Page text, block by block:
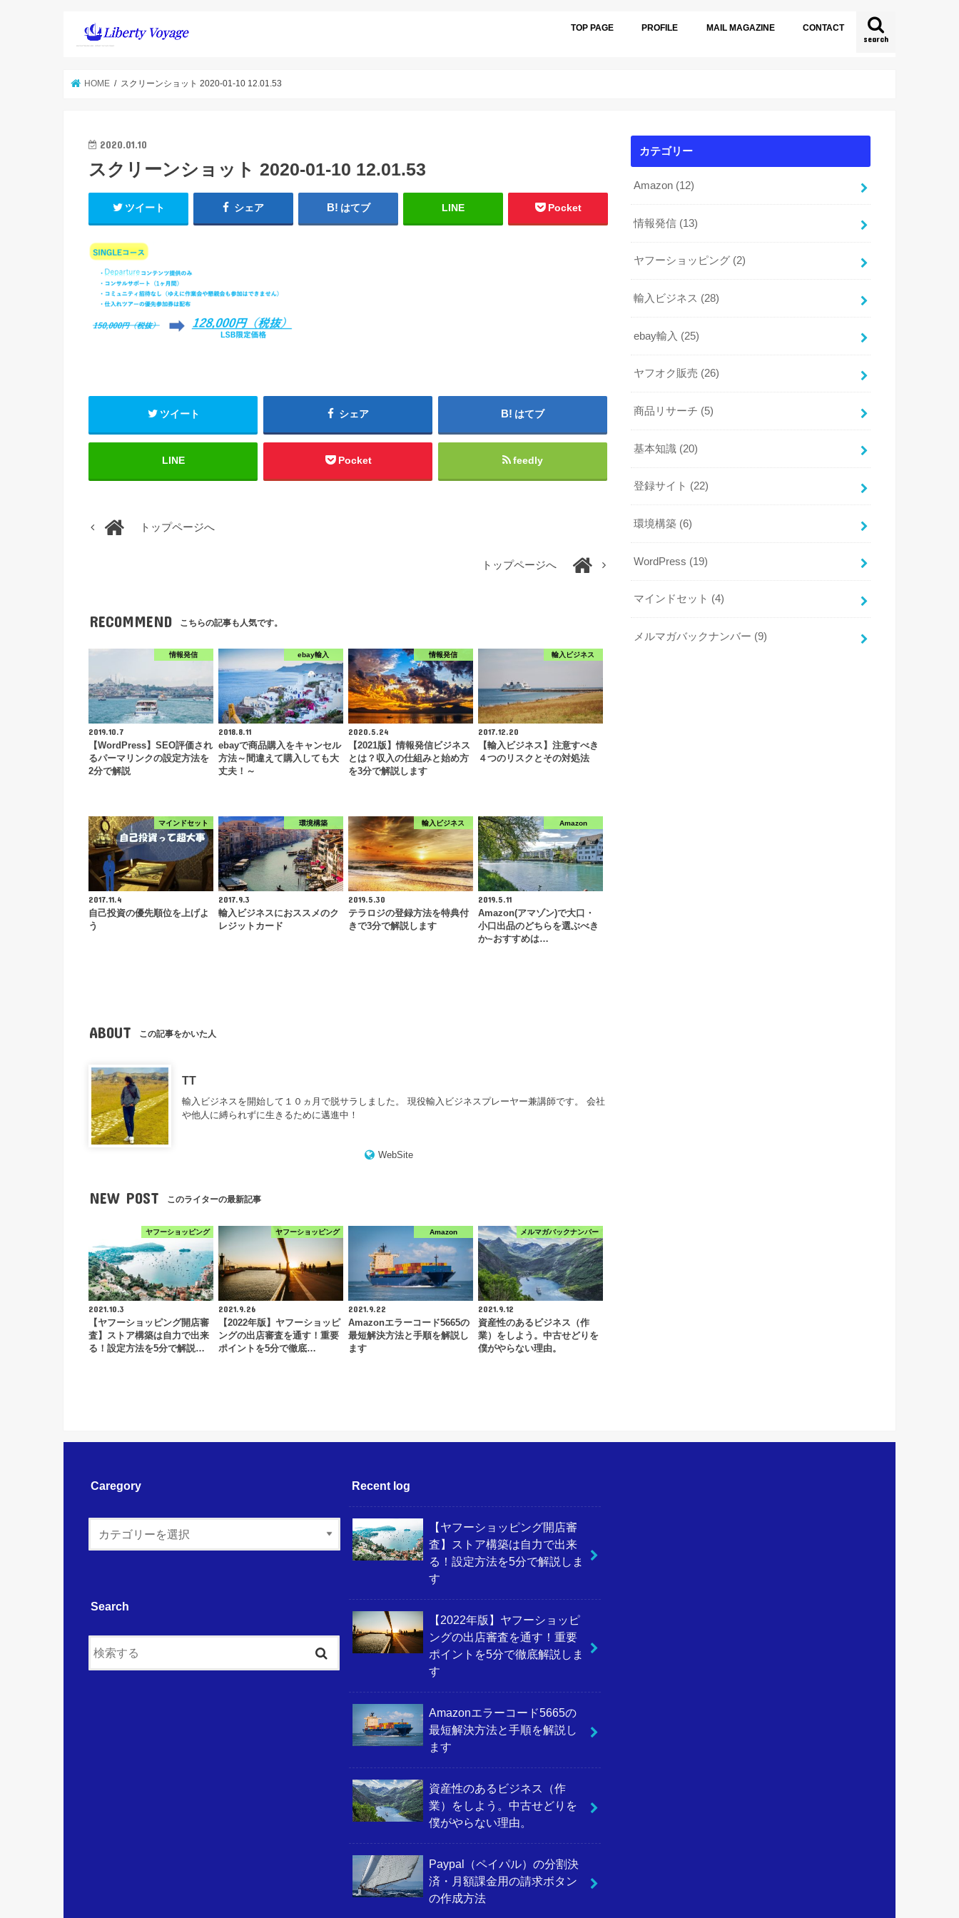
search
TOP PAGE PROFILE MAIL MAGAZINE CONTACT
HOME スクリーンショット 2020-01-10 12.01.53
2020.01.10
スクリーンショット 2020-01-10 12.01.53
ツイート シェア はてブ LINE Pocket
ツイート シェア はてブ
LINE Pocket feedly
トップページへ
トップページへ
RECOMMEND こちらの記事も人気です。
情報発信
2019.10.7
【WordPress】SEO評価され
るパーマリンクの設定方法を
2分で解説
ebay輸入
2018.8.11
ebayで商品購入をキャンセル
方法～間違えて購入しても大
丈夫！～
情報発信
2020.5.24
【2021版】情報発信ビジネス
とは？収入の仕組みと始め方
を3分で解説します
輸入ビジネス
2017.12.20
【輸入ビジネス】注意すべき
４つのリスクとその対処法
マインドセット
2017.11.4
自己投資の優先順位を上げよ
う
環境構築
2017.9.3
輸入ビジネスにおススメのク
レジットカード
輸入ビジネス
2019.5.30
テラロジの登録方法を特典付
きで3分で解説します
Amazon
2019.5.11
Amazon(アマゾン)で大口・
小口出品のどちらを選ぶべき
か~おすすめは…
ABOUT この記事をかいた人
TT
輸入ビジネスを開始して１０ヵ月で脱サラしました。 現役輸入ビジネスプレーヤー兼講師です。 会社
や他人に縛られずに生きるために邁進中！
WebSite
NEW POST このライターの最新記事
ヤフーショッピング
2021.10.3
【ヤフーショッピング開店審
査】ストア構築は自力で出来
る！設定方法を5分で解説…
ヤフーショッピング
2021.9.26
【2022年版】ヤフーショッピ
ングの出店審査を通す！重要
ポイントを5分で徹底…
Amazon
2021.9.22
Amazonエラーコード5665の
最短解決方法と手順を解説し
ます
メルマガバックナンバー
2021.9.12
資産性のあるビジネス（作
業）をしよう。中古せどりを
僕がやらない理由。
カテゴリー
Amazon (12)
情報発信 (13)
ヤフーショッピング (2)
輸入ビジネス (28)
ebay輸入 (25)
ヤフオク販売 (26)
商品リサーチ (5)
基本知識 (20)
登録サイト (22)
環境構築 (6)
WordPress (19)
マインドセット (4)
メルマガバックナンバー (9)
Caregory
Search
Recent log
【ヤフーショッピング開店審
査】ストア構築は自力で出来
る！設定方法を5分で解説しま
す
【2022年版】ヤフーショッピ
ングの出店審査を通す！重要
ポイントを5分で徹底解説しま
す
Amazonエラーコード5665の
最短解決方法と手順を解説し
ます
資産性のあるビジネス（作
業）をしよう。中古せどりを
僕がやらない理由。
Paypal（ペイパル）の分割決
済・月額課金用の請求ボタン
の作成方法